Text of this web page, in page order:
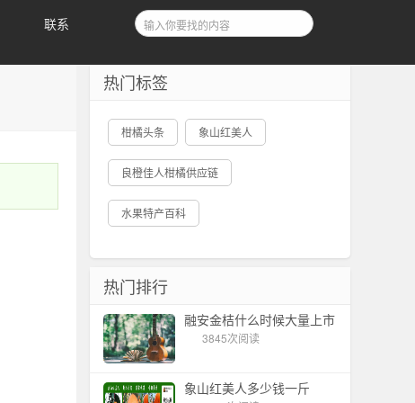
联系
热门标签
柑橘头条 象山红美人
良橙佳人柑橘供应链
水果特产百科
热门排行
融安金桔什么时候大量上市
3845次阅读
象山红美人多少钱一斤